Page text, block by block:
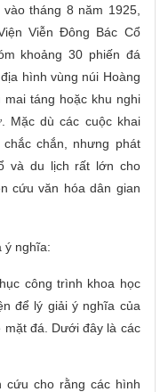
tháng 8 năm 1925,
Viễn Đông Bác Cổ
khoảng 30 phiến đá
hình vùng núi Hoàng
táng hoặc khu nghi
Mặc dù các cuộc khai
chắn, nhưng phát
và du lịch rất lớn cho
cứu văn hóa dân gian
ý nghĩa:
công trình khoa học
để lý giải ý nghĩa của
đá. Dưới đây là các
cứu cho rằng các hình